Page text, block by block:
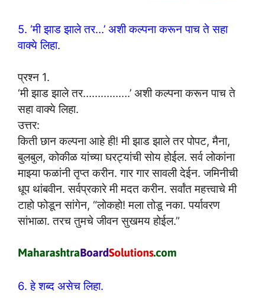
5. ‘मी झाड झाले तर…’ अशी कल्पना करून पाच ते सहा
वाक्ये लिहा.
प्रश्न 1.
‘मी झाड झाले तर…………….’ अशी कल्पना करून पाच ते
सहा वाक्ये लिहा.
उत्तर:
किती छान कल्पना आहे ही! मी झाड झाले तर पोपट, मैना,
बुलबुल, कोकीळ यांच्या घरट्यांची सोय होईल. सर्व लोकांना
माझ्या फळांनी तृप्त करीन. गार गार सावली देईन. जमिनीची
धूप थांबवीन. सर्वप्रकारे मी मदत करीन. सर्वांत महत्त्वाचे मी
टाहो फोडून सांगेन, “लोकहो! मला तोडू नका. पर्यावरण
सांभाळा. तरच तुमचे जीवन सुखमय होईल.”
6. हे शब्द असेच लिहा.